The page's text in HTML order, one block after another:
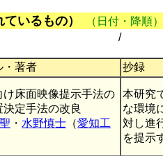
いるもの）
（日付・降順）
/
・著者 抄録
け床面映像提示手法の
定手法の改良
・ 水野慎士 （愛知工
本研究
な環境
対し進
を提示